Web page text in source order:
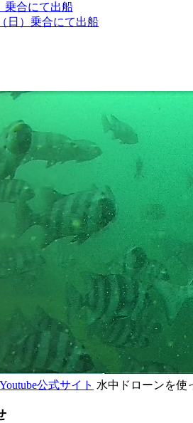
乗合にて出船
日）乗合にて出船
公式サイト 水中ドローンを使